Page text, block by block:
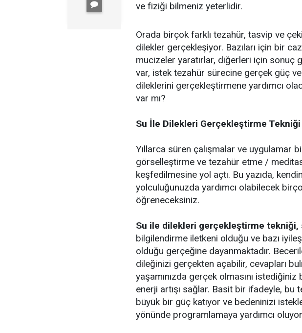
ve fiziği bilmeniz yeterlidir.
Orada birçok farklı tezahür, tasvip ve
dilekler gerçekleşiyor. Bazıları için bir
mucizeler yaratırlar, diğerleri için sonuç
var, istek tezahür sürecine gerçek güç
dileklerini gerçekleştirmene yardımcı
var mı?
Su İle Dilekleri Gerçekleştirme Tekniği
Yıllarca süren çalışmalar ve uygulamar
görselleştirme ve tezahür etme /
keşfedilmesine yol açtı. Bu yazıda,
yolculuğunuzda yardımcı olabilecek
öğreneceksiniz.
Su ile dilekleri gerçekleştirme tekniği,
bilgilendirme iletkeni olduğu ve bazı
olduğu gerçeğine dayanmaktadır.
dileğinizi gerçekten açabilir, cevapları
yaşamınızda gerçek olmasını
enerji artışı sağlar. Basit bir ifadeyle, bu
büyük bir güç katıyor ve bedeninizi
yönünde programlamaya yardımcı